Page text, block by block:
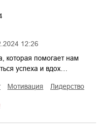
12:26
которая помогает нам
успеха и вдох…
мотивация лидерство